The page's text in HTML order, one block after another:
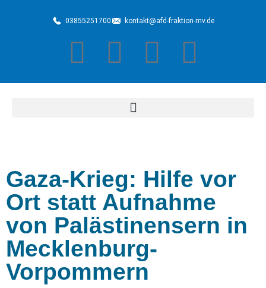
03855251700 kontakt@afd-fraktion-mv.de
Gaza-Krieg: Hilfe vor
Ort statt Aufnahme
von Palästinensern in
Mecklenburg-
Vorpommern